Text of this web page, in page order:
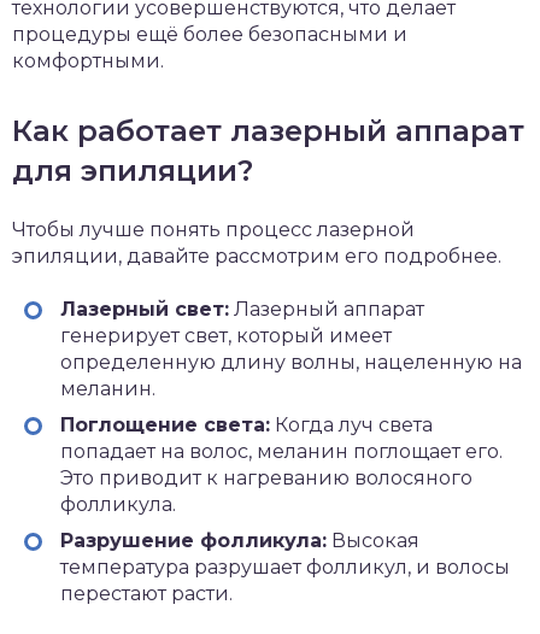
технологии усовершенствуются, что делает
процедуры ещё более безопасными и
комфортными.
Как работает лазерный аппарат
для эпиляции?
Чтобы лучше понять процесс лазерной
эпиляции, давайте рассмотрим его подробнее.
Лазерный свет: Лазерный аппарат
генерирует свет, который имеет
определенную длину волны, нацеленную на
меланин.
Поглощение света: Когда луч света
попадает на волос, меланин поглощает его.
Это приводит к нагреванию волосяного
фолликула.
Разрушение фолликула: Высокая
температура разрушает фолликул, и волосы
перестают расти.